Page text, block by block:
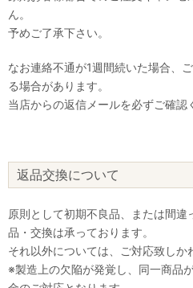
ん。
予めご了承下さい。
なお連絡不通が1週間続いた場合、
る場合があります。
当店からの返信メールを必ずご確認
返品交換について
原則として初期不良品、または間違
品・交換は承っております。
それ以外については、ご対応致しか
※製造上の欠陥が発覚し、同一商品